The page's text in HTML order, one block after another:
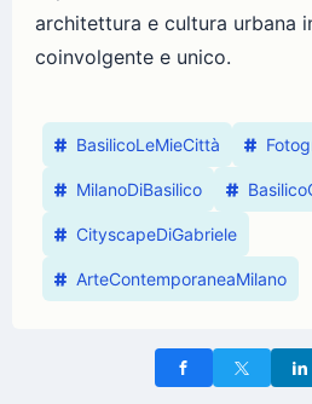
architettura e cultura urbana
coinvolgente e unico.
BasilicoLeMieCittà
MilanoDiBasilico
CityscapeDiGabriele
ArteContemporaneaMilano